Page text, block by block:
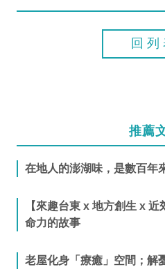
回列
推薦
在地人的澎湖味，是數百年
【來趣台東 x 地方創生 x
命力的故事
老屋化身「療癒」空間；解